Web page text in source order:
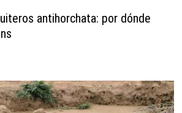
antihorchata: por dónde